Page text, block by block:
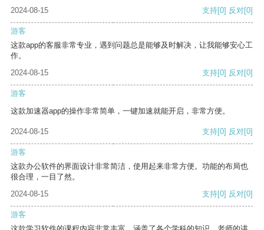
2024-08-15 支持[0] 反对[0]
游客
这款app的客服非常专业，遇到问题总是能够及时解决，让我能够安心工
作。
2024-08-15
支持[0] 反对[0]
游客
这款加速器app的操作非常简单，一键加速就能开启，非常方便。
2024-08-15 支持[0] 反对[0]
游客
这款办公软件的界面设计非常简洁，使用起来非常方便。功能的布局也
很合理，一目了然。
2024-08-15
支持[0] 反对[0]
游客